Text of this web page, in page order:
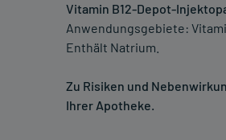
Vitamin B12-Depot-
Anwendungsgebiete:
Enthält Natrium.
Zu Risiken und
Ihrer Apotheke.